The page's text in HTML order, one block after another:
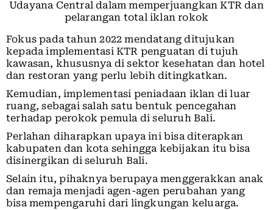
Udayana Central dalam memperjuangkan KTR dan
pelarangan total iklan rokok
Fokus pada tahun 2022 mendatang ditujukan
kepada implementasi KTR penguatan di tujuh
kawasan, khususnya di sektor kesehatan dan hotel
dan restoran yang perlu lebih ditingkatkan.
Kemudian, implementasi peniadaan iklan di luar
ruang, sebagai salah satu bentuk pencegahan
terhadap perokok pemula di seluruh Bali.
Perlahan diharapkan upaya ini bisa diterapkan
kabupaten dan kota sehingga kebijakan itu bisa
disinergikan di seluruh Bali.
Selain itu, pihaknya berupaya menggerakkan anak
dan remaja menjadi agen-agen perubahan yang
bisa mempengaruhi dari lingkungan keluarga.